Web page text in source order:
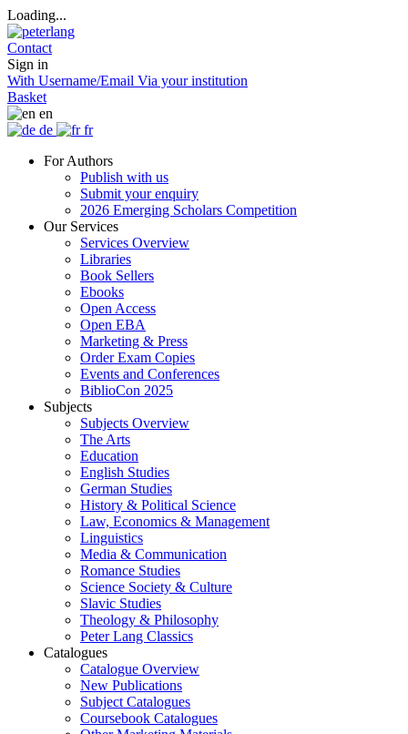
Loading...
Contact
Sign in
With Username/Email Via your institution
Basket
en
de
fr
For Authors
Publish with us
Submit your enquiry
2026 Emerging Scholars Competition
Our Services
Services Overview
Libraries
Book Sellers
Ebooks
Open Access
Open EBA
Marketing & Press
Order Exam Copies
Events and Conferences
BiblioCon 2025
Subjects
Subjects Overview
The Arts
Education
English Studies
German Studies
History & Political Science
Law, Economics & Management
Linguistics
Media & Communication
Romance Studies
Science Society & Culture
Slavic Studies
Theology & Philosophy
Peter Lang Classics
Catalogues
Catalogue Overview
New Publications
Subject Catalogues
Coursebook Catalogues